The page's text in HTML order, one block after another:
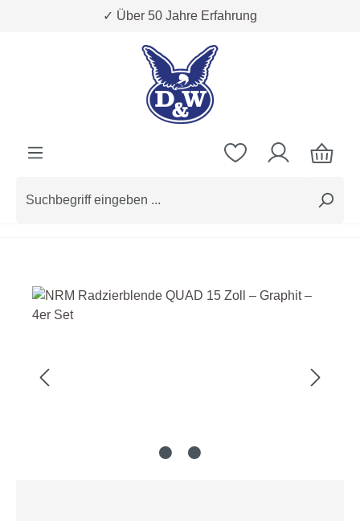
Zum Hauptinhalt springen✓ Über 50 Jahre Erfahrung
Bildergalerie überspringen